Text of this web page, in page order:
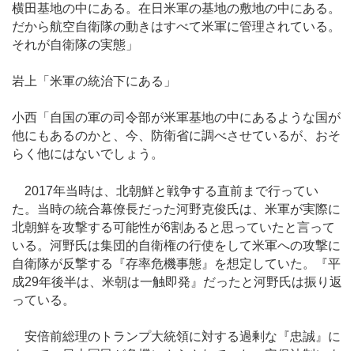
横田基地の中にある。在日米軍の基地の敷地の中にある。
だから航空自衛隊の動きはすべて米軍に管理されている。
それが自衛隊の実態」
岩上「米軍の統治下にある」
小西「自国の軍の司令部が米軍基地の中にあるような国が
他にもあるのかと、今、防衛省に調べさせているが、おそ
らく他にはないでしょう。
2017年当時は、北朝鮮と戦争する直前まで行ってい
た。当時の統合幕僚長だった河野克俊氏は、米軍が実際に
北朝鮮を攻撃する可能性が6割あると思っていたと言って
いる。河野氏は集団的自衛権の行使をして米軍への攻撃に
自衛隊が反撃する『存率危機事態』を想定していた。『平
成29年後半は、米朝は一触即発』だったと河野氏は振り返
っている。
安倍前総理のトランプ大統領に対する過剰な『忠誠』に